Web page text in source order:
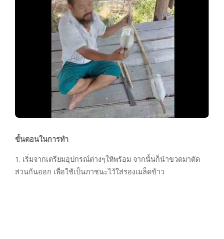
ขั้นตอนในการทำ
1. เริ่มจากเตรียมอุปกรณ์ต่างๆให้พร้อม จากนั้นก็นำขวดมาตัด
ส่วนก้นออก เพื่อใช้เป็นภาชนะไว้ใส่รองเมล็ดข้าว